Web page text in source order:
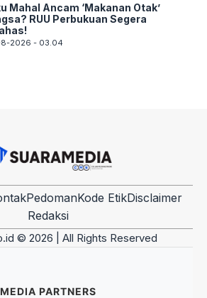
Mahal Ancam ‘Makanan Otak’
RUU Perbukuan Segera
2026 - 03.04
PedomanKode EtikDisclaimer
Redaksi
© 2026 | All Rights Reserved
MEDIA PARTNERS